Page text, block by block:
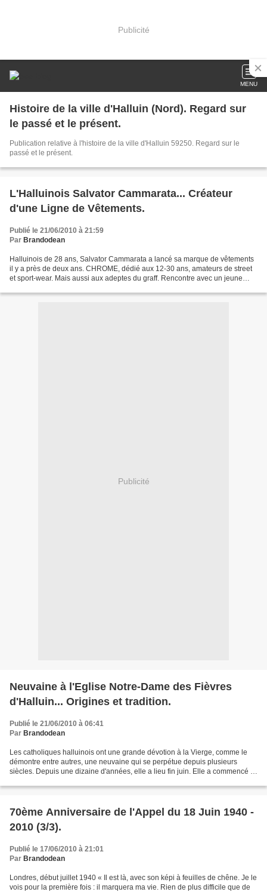
Publicité
MENU
Histoire de la ville d'Halluin (Nord). Regard sur
le passé et le présent.
Publication relative à l'histoire de la ville d'Halluin 59250. Regard sur le
passé et le présent.
L'Halluinois Salvator Cammarata... Créateur
d'une Ligne de Vêtements.
Publié le 21/06/2010 à 21:59
Par Brandodean
Halluinois de 28 ans, Salvator Cammarata a lancé sa marque de vêtements
il y a près de deux ans. CHROME, dédié aux 12-30 ans, amateurs de street
et sport-wear. Mais aussi aux adeptes du graff. Rencontre avec un jeune
Publicité
Neuvaine à l'Eglise Notre-Dame des Fièvres
d'Halluin... Origines et tradition.
Publié le 21/06/2010 à 06:41
Par Brandodean
Les catholiques halluinois ont une grande dévotion à la Vierge, comme le
démontre entre autres, une neuvaine qui se perpétue depuis plusieurs
siècles. Depuis une dizaine d'années, elle a lieu fin juin. Elle a commencé le
70ème Anniversaire de l'Appel du 18 Juin 1940 -
2010 (3/3).
Publié le 17/06/2010 à 21:01
Par Brandodean
Londres, début juillet 1940 « Il est là, avec son képi à feuilles de chêne. Je le
vois pour la première fois : il marquera ma vie. Rien de plus difficile que de